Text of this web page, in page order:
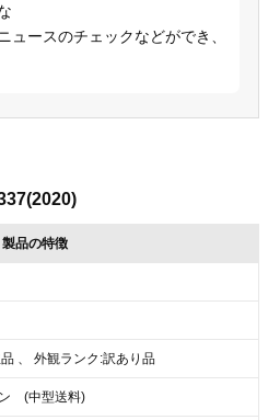
ュースのチェックなどができ、
製品の特徴
、 外観ランク:訳あり品
ン (中型送料)